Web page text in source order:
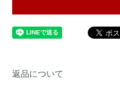
返品について